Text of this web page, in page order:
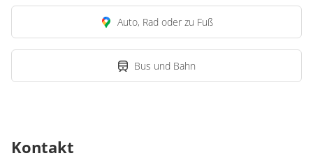
Auto, Rad oder zu Fuß
Bus und Bahn
Kontakt